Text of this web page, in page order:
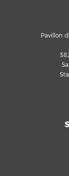
Pavillon